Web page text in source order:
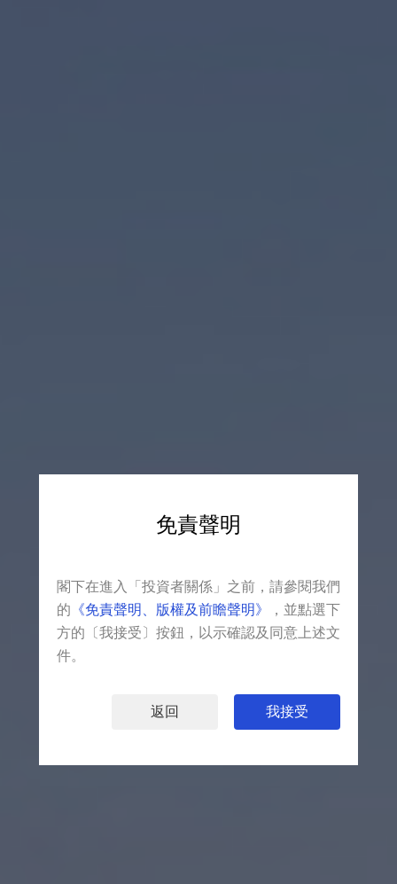
INVESTOR RELATIONS
投資者關系
免責聲明
閣下在進入「投資者關係」之前，請參閱我們
的 《免責聲明、版權及前瞻聲明》
，並點選下
方的〔我接受〕按鈕，以示確認及同意上述文
件。
返回 我接受